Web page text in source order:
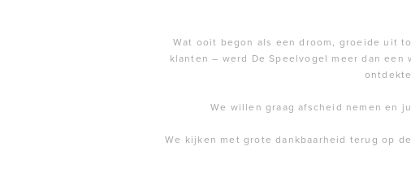
Wat ooit begon als een droom, groeide uit
klanten – werd De Speelvogel meer dan
We willen graag afscheid nemen en
We kijken met grote dankbaarheid terug op